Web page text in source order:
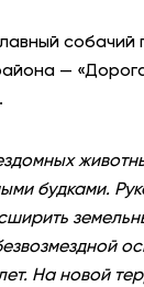
82,17
собачий
—
будками.
На новой